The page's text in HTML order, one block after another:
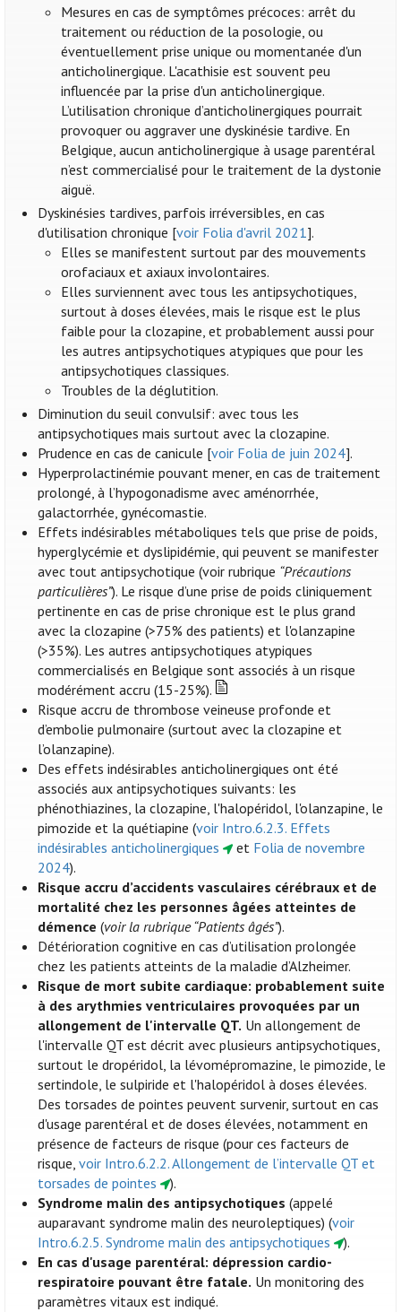
Mesures en cas de symptômes précoces: arrêt du
traitement ou réduction de la posologie, ou
éventuellement prise unique ou momentanée d'un
anticholinergique. L'acathisie est souvent peu
influencée par la prise d'un anticholinergique.
L’utilisation chronique d’anticholinergiques pourrait
provoquer ou aggraver une dyskinésie tardive. En
Belgique, aucun anticholinergique à usage parentéral
n’est commercialisé pour le traitement de la dystonie
aiguë.
Dyskinésies tardives, parfois irréversibles, en cas
d'utilisation chronique [voir Folia d'avril 2021].
Elles se manifestent surtout par des mouvements
orofaciaux et axiaux involontaires.
Elles surviennent avec tous les antipsychotiques,
surtout à doses élevées, mais le risque est le plus
faible pour la clozapine, et probablement aussi pour
les autres antipsychotiques atypiques que pour les
antipsychotiques classiques.
Troubles de la déglutition.
Diminution du seuil convulsif: avec tous les
antipsychotiques mais surtout avec la clozapine.
Prudence en cas de canicule [voir Folia de juin 2024].
Hyperprolactinémie pouvant mener, en cas de traitement
prolongé, à l’hypogonadisme avec aménorrhée,
galactorrhée, gynécomastie.
Effets indésirables métaboliques tels que prise de poids,
hyperglycémie et dyslipidémie, qui peuvent se manifester
avec tout antipsychotique (voir rubrique “Précautions
particulières”). Le risque d’une prise de poids cliniquement
pertinente en cas de prise chronique est le plus grand
avec la clozapine (>75% des patients) et l'olanzapine
(>35%). Les autres antipsychotiques atypiques
commercialisés en Belgique sont associés à un risque
modérément accru (15-25%).
Risque accru de thrombose veineuse profonde et
d’embolie pulmonaire (surtout avec la clozapine et
l’olanzapine).
Des effets indésirables anticholinergiques ont été
associés aux antipsychotiques suivants: les
phénothiazines, la clozapine, l'halopéridol, l'olanzapine, le
pimozide et la quétiapine (voir Intro.6.2.3. Effets
indésirables anticholinergiques
et Folia de novembre
2024).
Risque accru d’accidents vasculaires cérébraux et de
mortalité chez les personnes âgées atteintes de
démence (voir la rubrique “Patients âgés”).
Détérioration cognitive en cas d’utilisation prolongée
chez les patients atteints de la maladie d’Alzheimer.
Risque de mort subite cardiaque: probablement suite
à des arythmies ventriculaires provoquées par un
allongement de l'intervalle QT. Un allongement de
l'intervalle QT est décrit avec plusieurs antipsychotiques,
surtout le dropéridol, la lévomépromazine, le pimozide, le
sertindole, le sulpiride et l'halopéridol à doses élevées.
Des torsades de pointes peuvent survenir, surtout en cas
d'usage parentéral et de doses élevées, notamment en
présence de facteurs de risque (pour ces facteurs de
risque,voir Intro.6.2.2. Allongement de l’intervalle QT et
torsades de pointes
).
Syndrome malin des antipsychotiques (appelé
auparavant syndrome malin des neuroleptiques) (voir
Intro.6.2.5. Syndrome malin des antipsychotiques
).
En cas d'usage parentéral: dépression cardio-
respiratoire pouvant être fatale. Un monitoring des
paramètres vitaux est indiqué.